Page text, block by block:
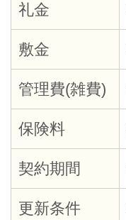
礼金
敷金
管理費(雑費)
保険料
契約期間
更新条件